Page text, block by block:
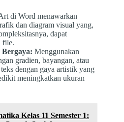
di Word menawarkan
dan diagram visual yang,
dapat
file.
Menggunakan
gradien, bayangan, atau
dengan gaya artistik yang
meningkatkan ukuran
Kelas 11 Semester 1: